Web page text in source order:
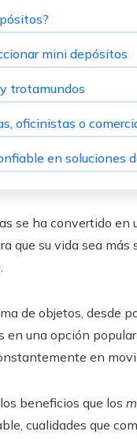
mini depósitos
trotamundos
oficinistas o
en soluciones
se ha convertido en
que su vida sea más
de objetos, desde
una opción
en
beneficios que los
cualidades que